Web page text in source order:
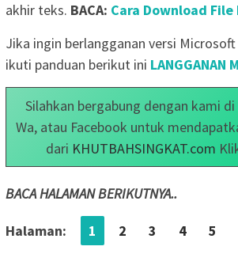
akhir teks. BACA: Cara Download File
Jika ingin berlangganan versi
ikuti panduan berikut ini LANGGANAN
Silahkan bergabung dengan kami
Wa, atau Facebook untuk
dari KHUTBAHSINGKAT.com
BACA HALAMAN BERIKUTNYA..
Halaman: 1 2 3 4 5